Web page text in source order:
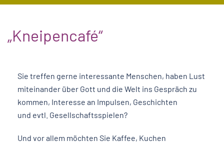
„Kneipencafé“
Sie treffen gerne interessante Menschen, haben Lust
miteinander über Gott und die Welt ins Gespräch zu
kommen, Interesse an Impulsen, Geschichten
und evtl. Gesellschaftsspielen?
Und vor allem möchten Sie Kaffee, Kuchen